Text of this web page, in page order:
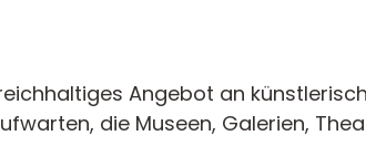
Angebot an
die Museen, Galerien,